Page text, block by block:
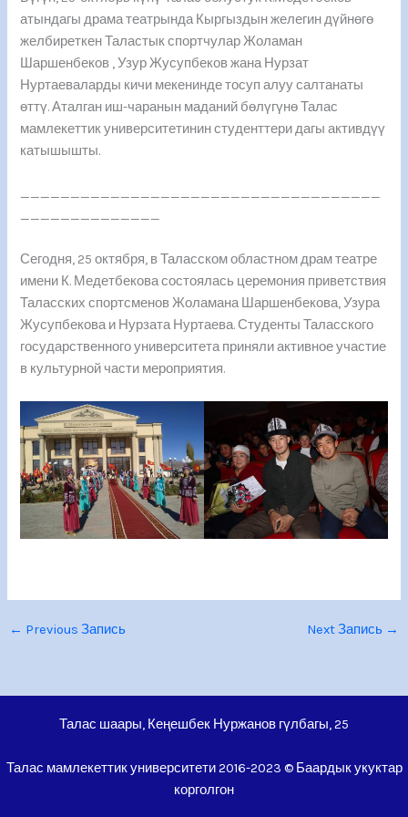
атындагы драма театрында Кыргыздын желегин дүйнөгө
желбиреткен Таластык спортчулар Жоламан
Шаршенбеков , Узур Жусупбеков жана Нурзат
Нуртаеваларды кичи мекенинде тосуп алуу салтанаты
өттү. Аталган иш-чаранын маданий бөлүгүнө Талас
мамлекеттик университетинин студенттери дагы активдүү
катышышты.
____________________________________
______________
Сегодня, 25 октября, в Таласском областном драм театре
имени К. Медетбекова состоялась церемония приветствия
Таласских спортсменов Жоламана Шаршенбекова, Узура
Жусупбекова и Нурзата Нуртаева. Студенты Таласского
государственного университета приняли активное участие
в культурной части мероприятия.
← Previous Запись Next Запись →
Талас шаары, Кеңешбек Нуржанов гүлбагы, 25
Талас мамлекеттик университети 2016-2023 © Баардык укуктар
корголгон